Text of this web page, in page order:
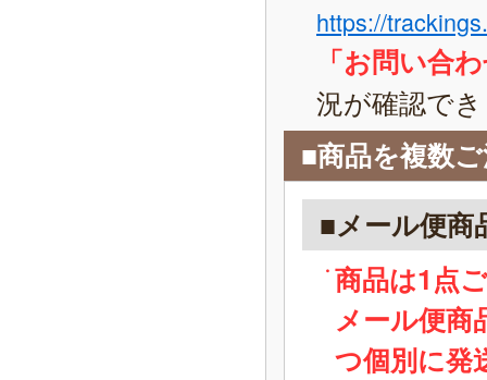
https://
「お問い合
況が確認で
■商品を複数
■メール便商
商品は1点
メール便商
つ個別に発